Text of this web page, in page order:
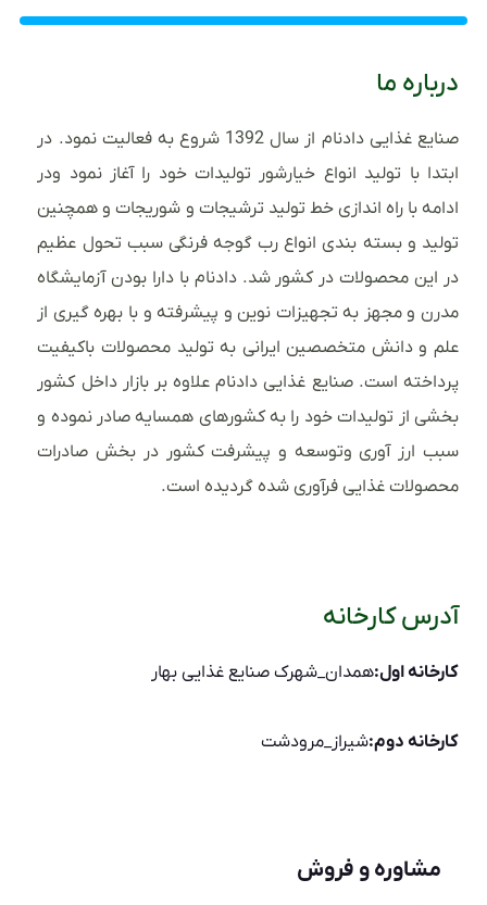
درباره ما
صنایع غذایی دادنام از سال 1392 شروع به فعالیت نمود. در
ابتدا با تولید انواع خیارشور تولیدات خود را آغاز نمود ودر
ادامه با راه اندازی خط تولید ترشیجات و شوریجات و همچنین
تولید و بسته بندی انواع رب گوجه فرنگی سبب تحول عظیم
در این محصولات در کشور شد. دادنام با دارا بودن آزمایشگاه
مدرن و مجهز به تجهیزات نوین و پیشرفته و با بهره گیری از
علم و دانش متخصصین ایرانی به تولید محصولات باکیفیت
پرداخته است. صنایع غذایی دادنام علاوه بر بازار داخل کشور
بخشی از تولیدات خود را به کشورهای همسایه صادر نموده و
سبب ارز آوری وتوسعه و پیشرفت کشور در بخش صادرات
محصولات غذایی فرآوری شده گردیده است.
آدرس کارخانه
کارخانه اول:همدان_شهرک صنایع غذایی بهار
کارخانه دوم:شیراز_مرودشت
مشاوره و فروش